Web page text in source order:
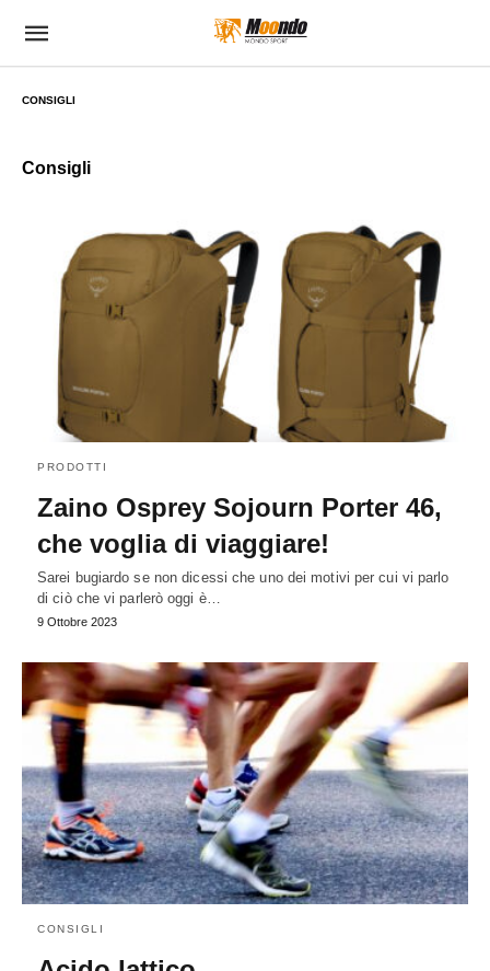
CONSIGLI
Consigli
PRODOTTI
Zaino Osprey Sojourn Porter 46,
che voglia di viaggiare!
Sarei bugiardo se non dicessi che uno dei motivi per cui vi parlo
di ciò che vi parlerò oggi è…
9 Ottobre 2023
CONSIGLI